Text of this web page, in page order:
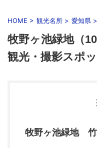
HOME > 観光名所 > 愛知県 >
牧野ヶ池緑地（
観光・撮影スポ
牧野ヶ池緑地